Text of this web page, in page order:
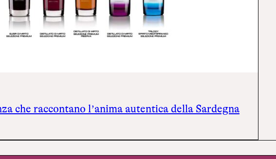
che raccontano l’anima autentica della Sardegna